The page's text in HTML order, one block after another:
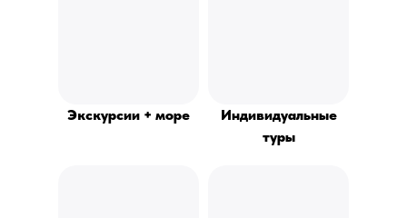
Экскурсии + море
Индивидуальные
туры